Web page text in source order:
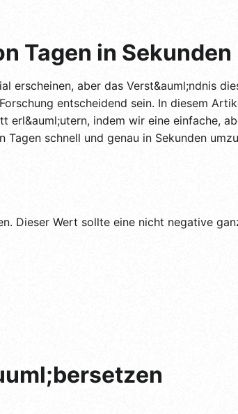
Tagen in Sekunden
erscheinen, aber das Verst&auml;ndnis
entscheidend sein. In diesem
erl&auml;utern, indem wir eine einfache,
schnell und genau in Sekunden
Dieser Wert sollte eine nicht negative